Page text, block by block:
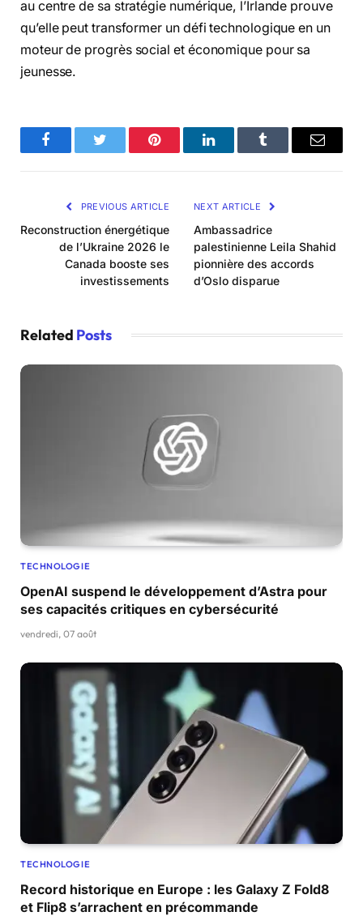
au centre de sa stratégie numérique, l’Irlande prouve
qu’elle peut transformer un défi technologique en un
moteur de progrès social et économique pour sa
jeunesse.
FacebookTwitter Pinterest LinkedInTumblr Email
PREVIOUS ARTICLE
Reconstruction énergétique
de l’Ukraine 2026 le
Canada booste ses
investissements
NEXT ARTICLE
Ambassadrice
palestinienne Leila Shahid
pionnière des accords
d’Oslo disparue
Related Posts
TECHNOLOGIE
OpenAI suspend le développement d’Astra pour
ses capacités critiques en cybersécurité
vendredi, 07 août
TECHNOLOGIE
Record historique en Europe : les Galaxy Z Fold8
et Flip8 s’arrachent en précommande